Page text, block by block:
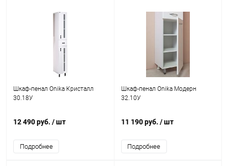
Шкаф-пенал Onika Кристалл
30.18У
12 490 руб. / шт
Подробнее
Шкаф-пенал Onika Модерн
32.10У
11 190 руб. / шт
Подробнее